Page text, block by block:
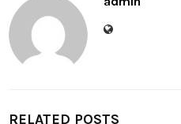
RELATED POSTS